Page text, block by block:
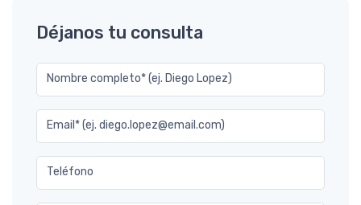
Déjanos tu consulta
Nombre completo* (ej. Diego Lopez)
Email* (ej. diego.lopez@email.com)
Teléfono